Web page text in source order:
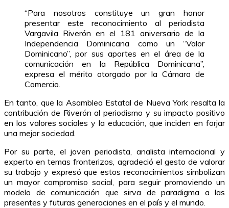
“Para nosotros constituye un gran honor
presentar este reconocimiento al periodista
Vargavila Riverón en el 181 aniversario de la
Independencia Dominicana como un “Valor
Dominicano”, por sus aportes en el área de la
comunicación en la República Dominicana”,
expresa el mérito otorgado por la Cámara de
Comercio.
En tanto, que la Asamblea Estatal de Nueva York resalta la
contribución de Riverón al periodismo y su impacto positivo
en los valores sociales y la educación, que inciden en forjar
una mejor sociedad.
Por su parte, el joven periodista, analista internacional y
experto en temas fronterizos, agradeció el gesto de valorar
su trabajo y expresó que estos reconocimientos simbolizan
un mayor compromiso social, para seguir promoviendo un
modelo de comunicación que sirva de paradigma a las
presentes y futuras generaciones en el país y el mundo.